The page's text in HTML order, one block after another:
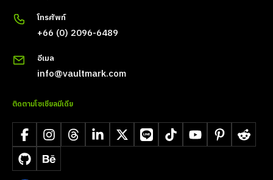
โทรศัพท์
+66 (0) 2096-6489
อีเมล
info@vaultmark.com
ติดตามโซเชียลมีเดีย
FacebookInstagramThreadsLinkedIn
X LINE TikTokYouTubePinterestReddit
GitHubBehance